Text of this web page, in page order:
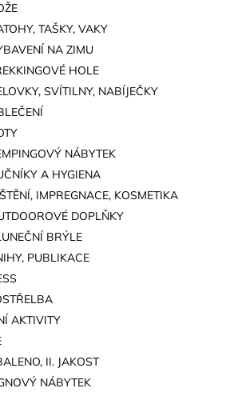
TAŠKY, VAKY
NA ZIMU
HOLE
SVÍTILNY, NABÍJEČKY
NÁBYTEK
A HYGIENA
IMPREGNACE, KOSMETIKA
DOPLŇKY
BRÝLE
PUBLIKACE
AKTIVITY
II. JAKOST
NÁBYTEK